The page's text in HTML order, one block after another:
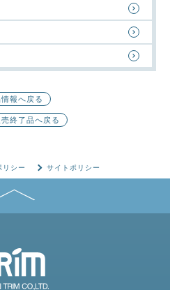
報へ戻る
終了品へ戻る
リシー サイトポリシー